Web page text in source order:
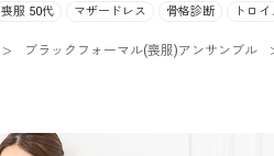
喪服 50代 マザードレス 骨格診断 トロ
ブラックフォーマル(喪服)アンサンブル